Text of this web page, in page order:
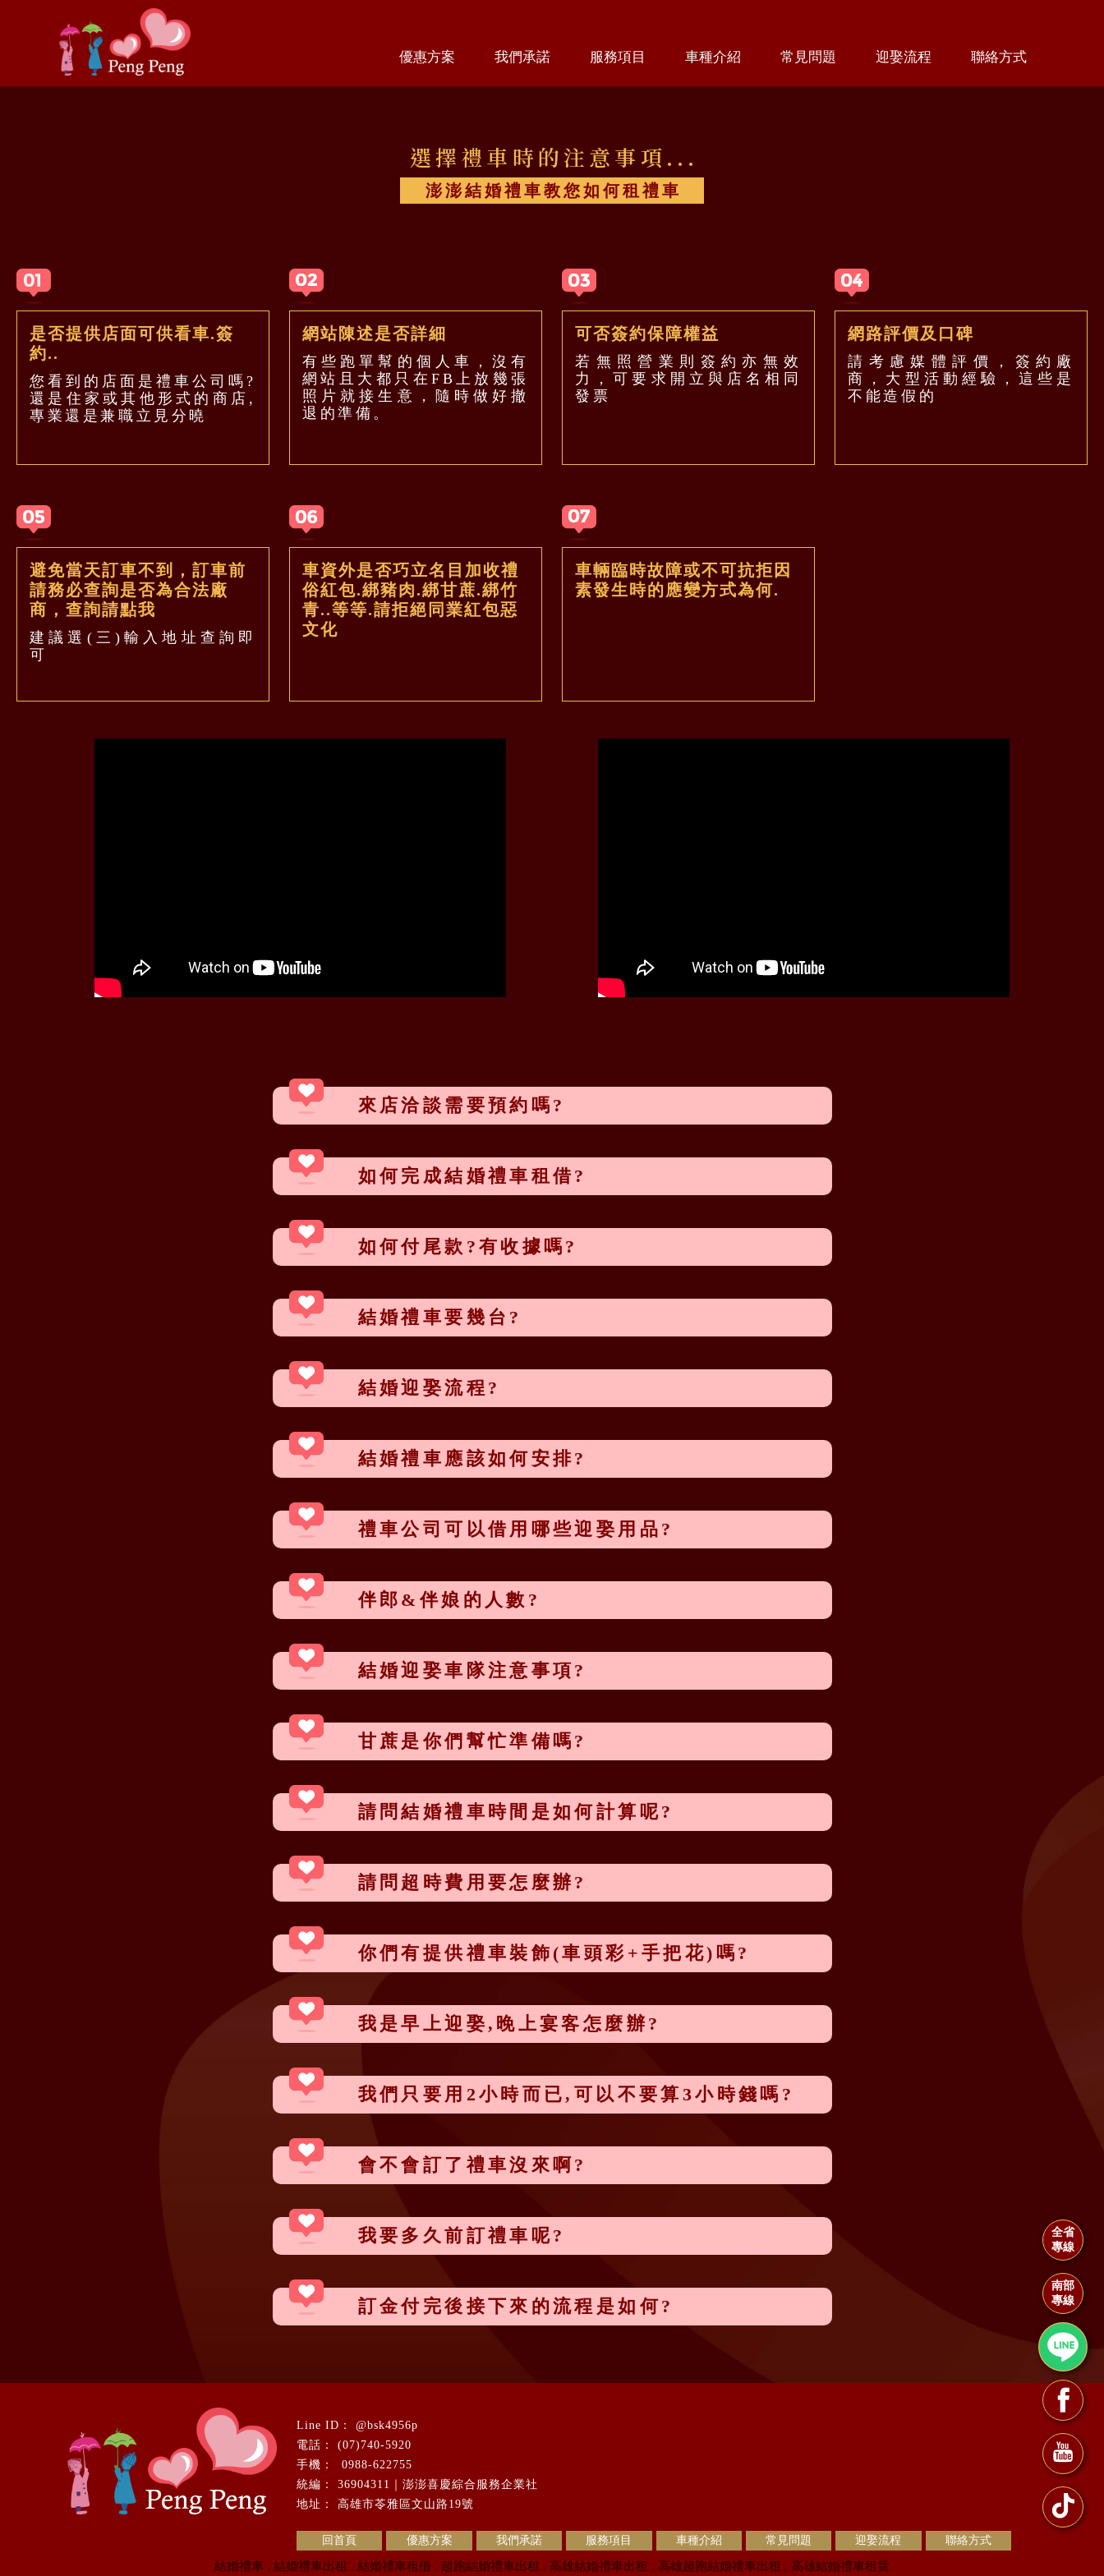
優惠方案 我們承諾 服務項目 車種介紹 常見問題 迎娶流程 聯絡方式
選擇禮車時的注意事項...
澎澎結婚禮車教您如何租禮車
是否提供店面可供看車.簽
約..
您看到的店面是禮車公司嗎?
還是住家或其他形式的商店,
專業還是兼職立見分曉
網站陳述是否詳細
有些跑單幫的個人車，沒有
網站且大都只在FB上放幾張
照片就接生意，隨時做好撤
退的準備。
可否簽約保障權益
若無照營業則簽約亦無效
力，可要求開立與店名相同
發票
網路評價及口碑
請考慮媒體評價，簽約廠
商，大型活動經驗，這些是
不能造假的
避免當天訂車不到，訂車前
請務必查詢是否為合法廠
商，查詢請點我
建議選(三)輸入地址查詢即
可
車資外是否巧立名目加收禮
俗紅包.綁豬肉.綁甘蔗.綁竹
青..等等.請拒絕同業紅包惡
文化
車輛臨時故障或不可抗拒因
素發生時的應變方式為何.
來店洽談需要預約嗎?
如何完成結婚禮車租借?
如何付尾款?有收據嗎?
結婚禮車要幾台?
結婚迎娶流程?
結婚禮車應該如何安排?
禮車公司可以借用哪些迎娶用品?
伴郎&伴娘的人數?
結婚迎娶車隊注意事項?
甘蔗是你們幫忙準備嗎?
請問結婚禮車時間是如何計算呢?
請問超時費用要怎麼辦?
你們有提供禮車裝飾(車頭彩+手把花)嗎?
我是早上迎娶,晚上宴客怎麼辦?
我們只要用2小時而已,可以不要算3小時錢嗎?
會不會訂了禮車沒來啊?
我要多久前訂禮車呢?
訂金付完後接下來的流程是如何?
@bsk4956p
(07)740-5920
0988-622755
36904311｜澎澎喜慶綜合服務企業社
高雄市苓雅區文山路19號
回首頁 優惠方案 我們承諾 服務項目 車種介紹 常見問題 迎娶流程 聯絡方式
結婚禮車 結婚禮車出租 結婚禮車租借 超跑結婚禮車出租 高雄結婚禮車出租 高雄超跑結婚禮車出租 高雄結婚禮車租賃
全省
專線
南部
專線